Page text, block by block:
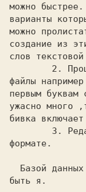
можно быстрее.
варианты
можно
создание из
слов
файлы
первым буквам
ужасно много
бивка
формате.
быть я.